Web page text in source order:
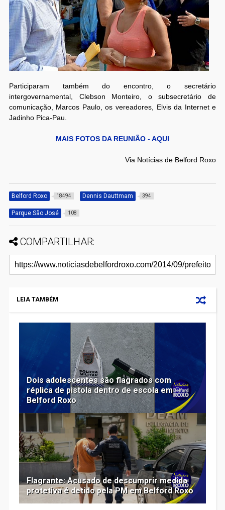
Participaram também do encontro, o secretário
intergovernamental, Clebson Monteiro, o subsecretário de
comunicação, Marcos Paulo, os vereadores, Elvis da Internet e
Jadinho Pica-Pau.
MAIS FOTOS DA REUNIÃO - AQUI
Via Notícias de Belford Roxo
Belford Roxo 18494 Dennis Dauttmam 394
Parque São José 108
COMPARTILHAR:
LEIA TAMBÉM
Dois adolescentes são flagrados com
réplica de pistola dentro de escola em
Belford Roxo
Flagrante: Acusado de descumprir medida
protetiva é detido pela PM em Belford Roxo